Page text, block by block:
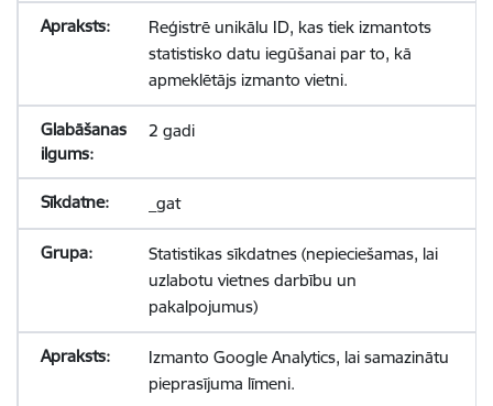
Reģistrē unikālu ID, kas tiek izmantots
statistisko datu iegūšanai par to, kā
apmeklētājs izmanto vietni.
2 gadi
_gat
Statistikas sīkdatnes (nepieciešamas, lai
uzlabotu vietnes darbību un
pakalpojumus)
Izmanto Google Analytics, lai samazinātu
pieprasījuma līmeni.